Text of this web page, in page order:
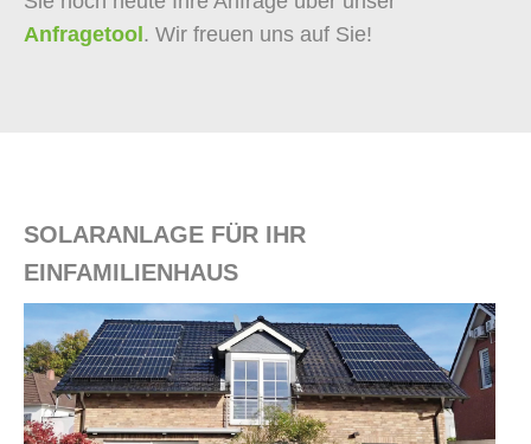
Anfragetool. Wir freuen uns auf Sie!
SOLARANLAGE FÜR IHR
EINFAMILIENHAUS